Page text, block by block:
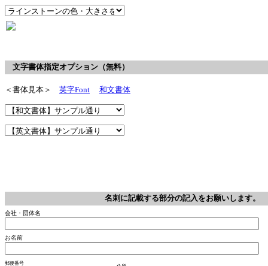
文字書体指定オプション（無料）
＜書体見本＞ 英字Font 和文書体
名刺に記載する部分の記入をお願いします。
会社・団体名
お名前
郵便番号